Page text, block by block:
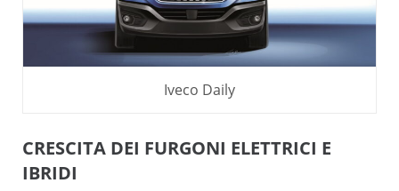
Iveco Daily
CRESCITA DEI FURGONI ELETTRICI E
IBRIDI